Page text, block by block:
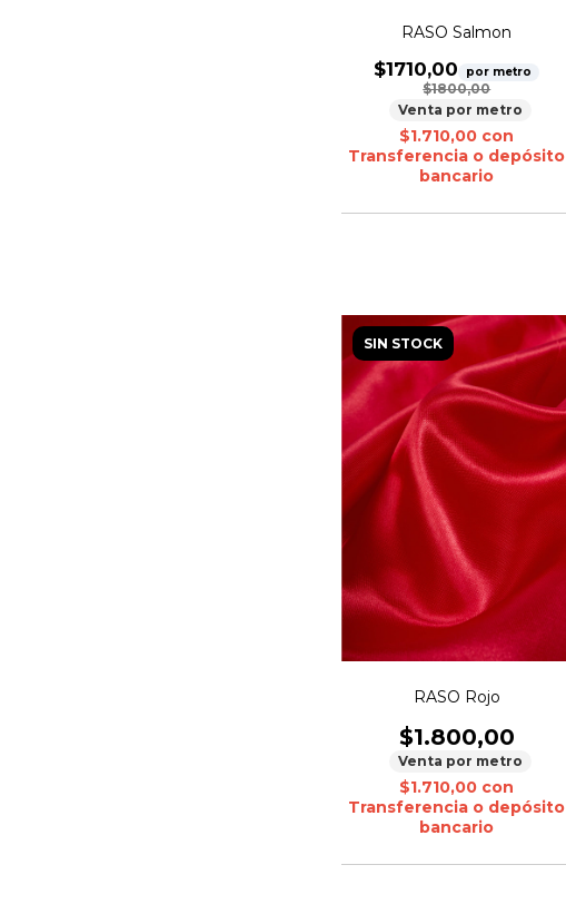
RASO Salmon
$1710,00 por metro
$1800,00
Venta por metro
$1.710,00 con
Transferencia o depósito
bancario
SIN STOCK
RASO Rojo
$1.800,00
Venta por metro
$1.710,00 con
Transferencia o depósito
bancario